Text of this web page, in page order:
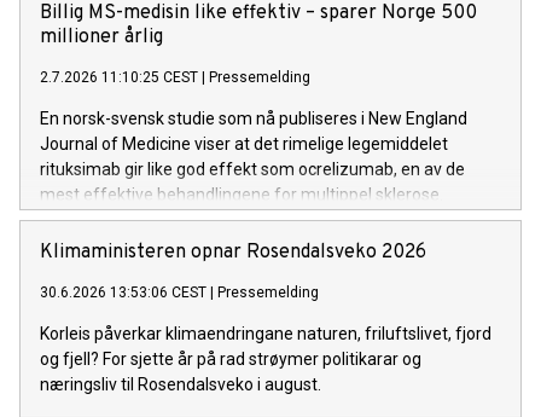
Billig MS-medisin like effektiv – sparer Norge 500
millioner årlig
2.7.2026 11:10:25 CEST Pressemelding
En norsk-svensk studie som nå publiseres i New England
Journal of Medicine viser at det rimelige legemiddelet
rituksimab gir like god effekt som ocrelizumab, en av de
mest effektive behandlingene for multippel sklerose.
Samtidig sparer bruk av rituksimab det norske helsevesenet
rundt 500 millioner kroner hvert år.
Klimaministeren opnar Rosendalsveko 2026
30.6.2026 13:53:06 CEST Pressemelding
Korleis påverkar klimaendringane naturen, friluftslivet, fjord
og fjell? For sjette år på rad strøymer politikarar og
næringsliv til Rosendalsveko i august.